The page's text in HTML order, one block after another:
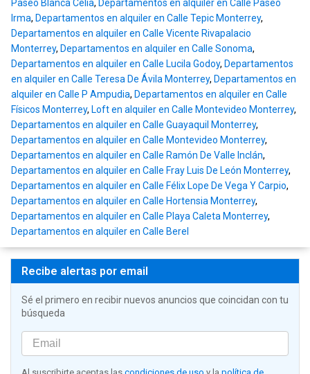
Paseo Blanca Celia, Departamentos en alquiler en Calle Paseo
Irma, Departamentos en alquiler en Calle Tepic Monterrey,
Departamentos en alquiler en Calle Vicente Rivapalacio
Monterrey, Departamentos en alquiler en Calle Sonoma,
Departamentos en alquiler en Calle Lucila Godoy, Departamentos
en alquiler en Calle Teresa De Ávila Monterrey, Departamentos en
alquiler en Calle P Ampudia, Departamentos en alquiler en Calle
Físicos Monterrey, Loft en alquiler en Calle Montevideo Monterrey,
Departamentos en alquiler en Calle Guayaquil Monterrey,
Departamentos en alquiler en Calle Montevideo Monterrey,
Departamentos en alquiler en Calle Ramón De Valle Inclán,
Departamentos en alquiler en Calle Fray Luis De León Monterrey,
Departamentos en alquiler en Calle Félix Lope De Vega Y Carpio,
Departamentos en alquiler en Calle Hortensia Monterrey,
Departamentos en alquiler en Calle Playa Caleta Monterrey,
Departamentos en alquiler en Calle Berel
Recibe alertas por email
Sé el primero en recibir nuevos anuncios que coincidan con tu
búsqueda